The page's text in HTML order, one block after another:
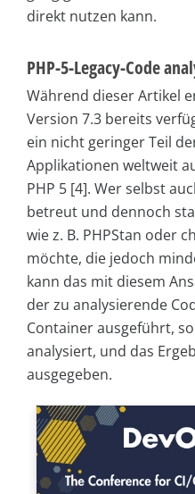
direkt nutzen kann.
PHP-5-Legacy-Code
Während dieser Artikel
Version 7.3 bereits
ein nicht geringer Teil
Applikationen weltweit
PHP 5 [4]. Wer selbst
betreut und dennoch
wie z. B. PHPStan oder
möchte, die jedoch
kann das mit diesem
der zu analysierende
Container ausgeführt,
analysiert, und das
ausgegeben.